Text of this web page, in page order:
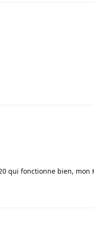
qui fonctionne bien, mon